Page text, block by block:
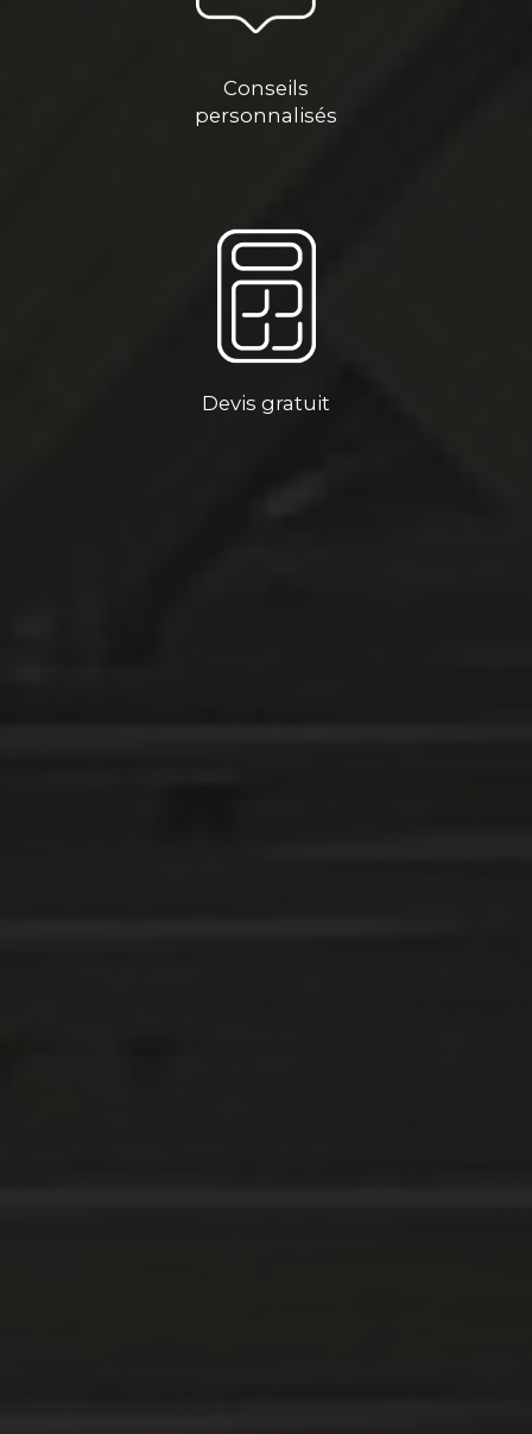
Conseils
personnalisés
Devis gratuit